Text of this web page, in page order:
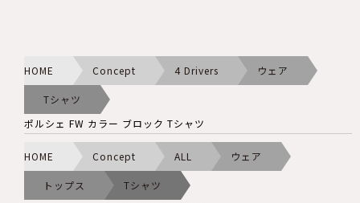
HOME Concept 4 Drivers ウェア
Tシャツ
ポルシェ FW カラー ブロック Tシャツ
HOME Concept ALL ウェア
トップス
Tシャツ